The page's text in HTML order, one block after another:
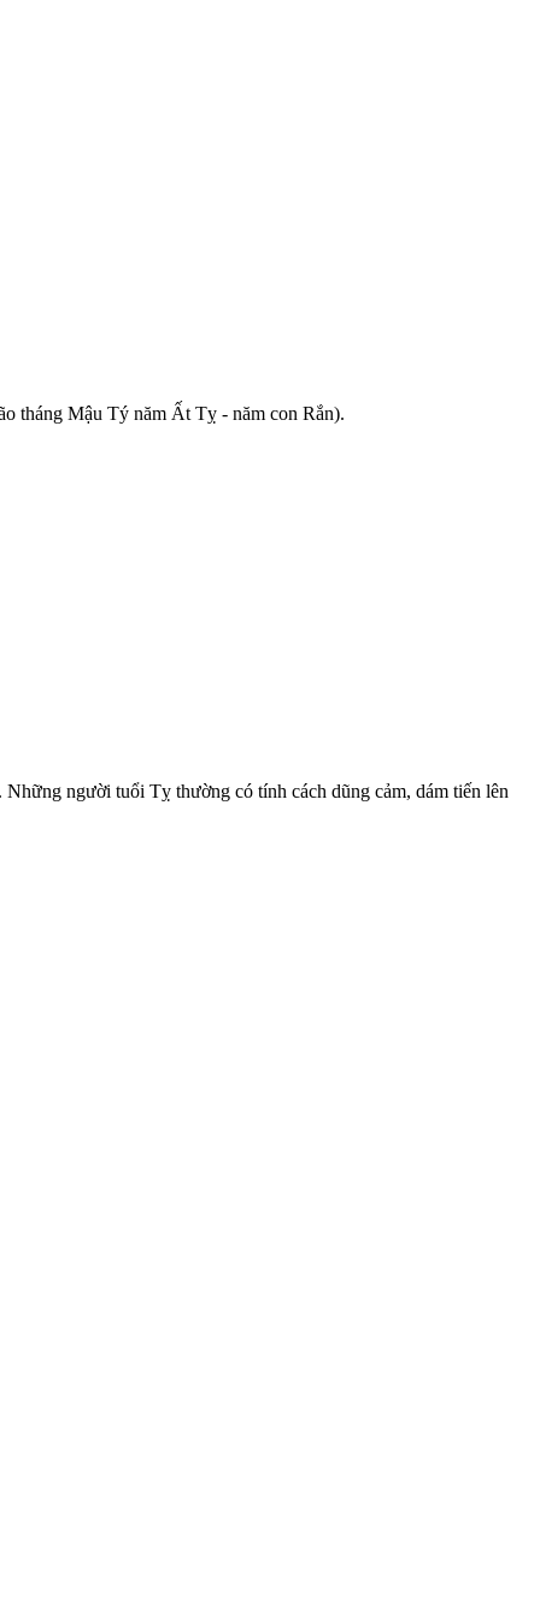
tháng Mậu Tý năm Ất Tỵ - năm con Rắn).
người tuổi Tỵ thường có tính cách dũng cảm, dám tiến lên